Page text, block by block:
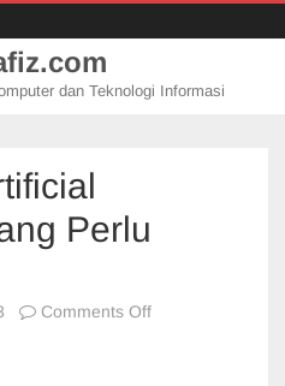
dan Teknologi Informasi
Perlu
Comments Offon